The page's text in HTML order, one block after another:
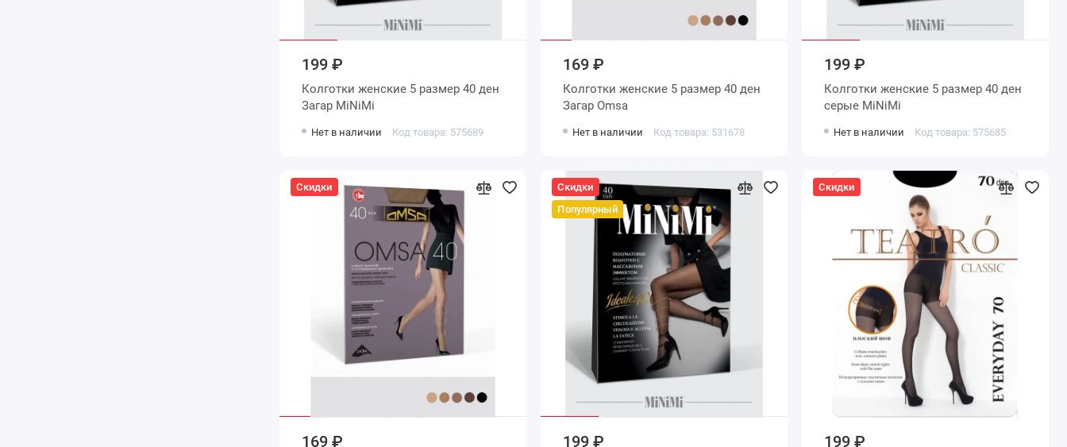
199 ₽
Колготки женские 5 размер 40 ден
Загар MiNiMi
Нет в наличии Код товара: 575689
169 ₽
Колготки женские 5 размер 40 ден
Загар Omsa
Нет в наличии Код товара: 531678
199 ₽
Колготки женские 5 размер 40 ден
серые MiNiMi
Нет в наличии Код товара: 575685
Скидки
169 ₽
Скидки
Популярный
199 ₽
Скидки
199 ₽